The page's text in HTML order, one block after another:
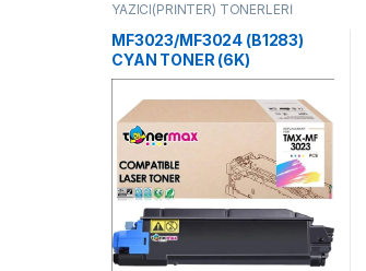
YAZICI(PRİNTER) TONERLERİ
MF3023/MF3024 (B1283)
CYAN TONER (6K)